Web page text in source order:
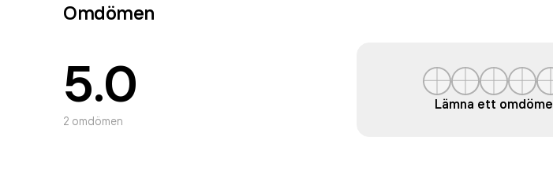
Omdömen
5.0
2 omdömen
Lämna ett omdöme